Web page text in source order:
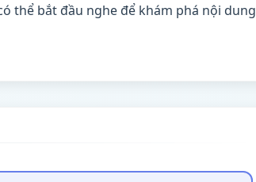
thể bắt đầu nghe để khám phá nội dung